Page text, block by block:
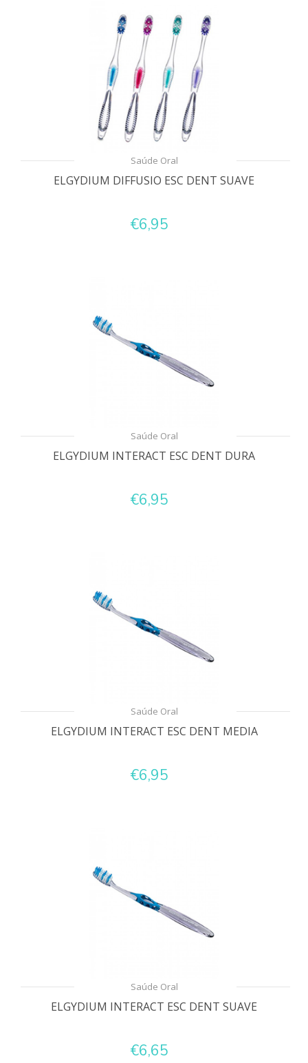
Saúde Oral
ELGYDIUM DIFFUSIO ESC DENT SUAVE
€6,95
Saúde Oral
ELGYDIUM INTERACT ESC DENT DURA
€6,95
Saúde Oral
ELGYDIUM INTERACT ESC DENT MEDIA
€6,95
Saúde Oral
ELGYDIUM INTERACT ESC DENT SUAVE
€6,65